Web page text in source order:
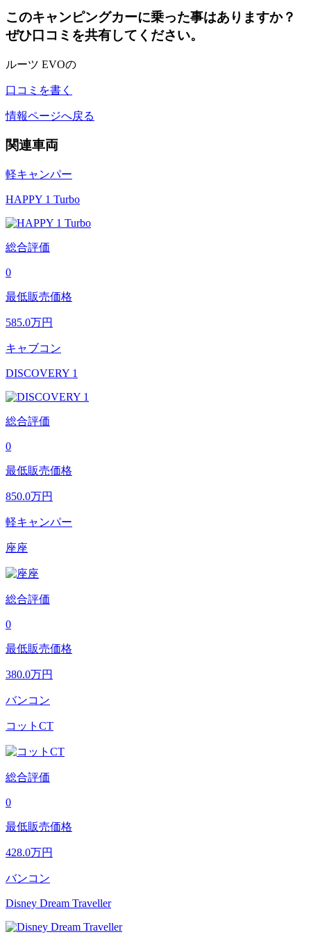
このキャンピングカーに乗った事はありますか？
ぜひ口コミを共有してください。
ルーツ EVOの
口コミを書く
情報ページへ戻る
関連車両
軽キャンパー
HAPPY 1 Turbo
総合評価
0
最低販売価格
585.0万円
キャブコン
DISCOVERY 1
総合評価
0
最低販売価格
850.0万円
軽キャンパー
座座
総合評価
0
最低販売価格
380.0万円
バンコン
コットCT
総合評価
0
最低販売価格
428.0万円
バンコン
Disney Dream Traveller